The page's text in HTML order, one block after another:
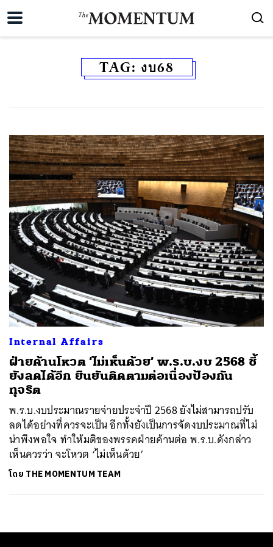
TAG: งบ68
Internal Affairs
ฝ่ายค้านโหวต ‘ไม่เห็นด้วย’ พ.ร.บ.งบ 2568 ชี้
ยังลดได้อีก ยืนยันติดตามต่อเนื่องป้องกัน
ทุจริต
พ.ร.บ.งบประมาณรายจ่ายประจำปี 2568 ยังไม่สามารถปรับ
ลดได้อย่างที่ควรจะเป็น อีกทั้งยังเป็นการจัดงบประมาณที่ไม่
น่าพึงพอใจ ทำให้มติของพรรคฝ่ายค้านต่อ พ.ร.บ.ดังกล่าว
เห็นควรว่า จะโหวต ‘ไม่เห็นด้วย’
โดย THE MOMENTUM TEAM
ค้นหา
SHARE TWEET LINE EMAIL